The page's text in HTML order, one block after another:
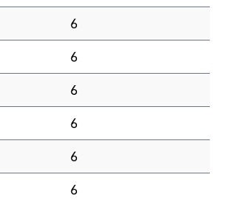
6
6
6
6
6
6